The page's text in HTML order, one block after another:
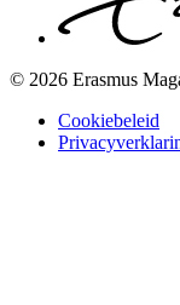
© 2026 Erasmus
Cookiebeleid